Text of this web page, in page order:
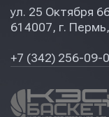
ул. 25 Октября
614007, г.
+7 (342) 256-09-